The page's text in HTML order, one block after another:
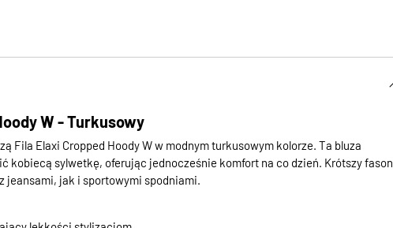
W - Turkusowy
Fila Elaxi Cropped Hoody W w modnym turkusowym kolorze. Ta bluza
kobiecą sylwetkę, oferując jednocześnie komfort na co dzień. Krótszy fason
jeansami, jak i sportowymi spodniami.